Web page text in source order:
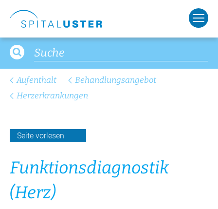
Aufenthalt
Behandlungsangebot
Herzerkrankungen
Seite vorlesen
Funk­ti­ons­dia­gno­stik
(Herz)